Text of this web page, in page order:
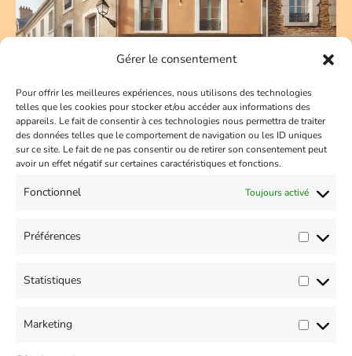
Gérer le consentement
Pour offrir les meilleures expériences, nous utilisons des technologies
telles que les cookies pour stocker et/ou accéder aux informations des
appareils. Le fait de consentir à ces technologies nous permettra de traiter
des données telles que le comportement de navigation ou les ID uniques
sur ce site. Le fait de ne pas consentir ou de retirer son consentement peut
avoir un effet négatif sur certaines caractéristiques et fonctions.
Fonctionnel Toujours activé
Préférences
Statistiques
Marketing
comprendre,
Prochainement : Une
boutique de puériculture à
Carpentras – Vaucluse
passionnée par l’univers de la parentalité. Aujourd’hui, j’ai